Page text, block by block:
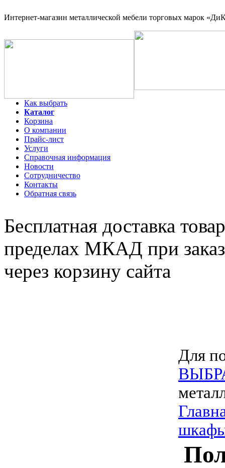
Интернет-магазин металлической мебели торговых марок
Как выбрать
Каталог
Корзина
О компании
Прайс-лист
Услуги
Справочная информация
Новости
Сотрудничество
Контакты
Обратная связь
Бесплатная доставка
пределах МКАД при
через корзину сайта
Для